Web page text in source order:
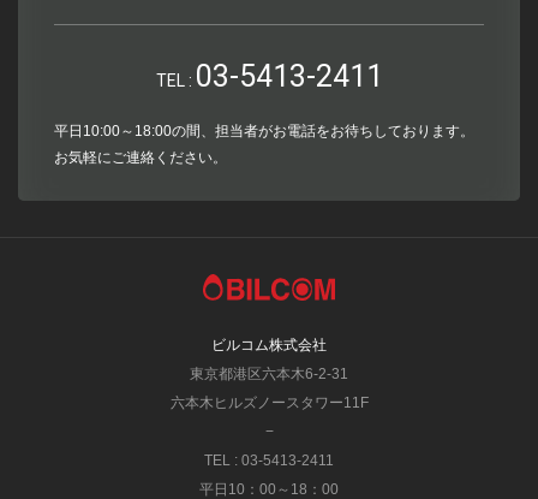
TEL : 03-5413-2411
平日10:00～18:00の間、担当者がお電話をお待ちしております。
お気軽にご連絡ください。
ビルコム株式会社
東京都港区六本木6-2-31
六本木ヒルズノースタワー11F
−
TEL : 03-5413-2411
平日10：00～18：00